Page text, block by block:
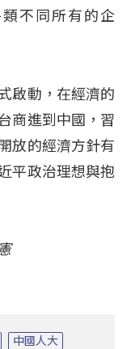
不同所有的企
啟動，在經濟的
商進到中國，習
放的經濟方針有
平政治理想與抱
中國人大